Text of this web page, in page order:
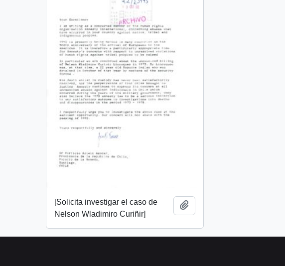
[Solicita investigar el caso de
Nelson Wladimiro Curiñir]